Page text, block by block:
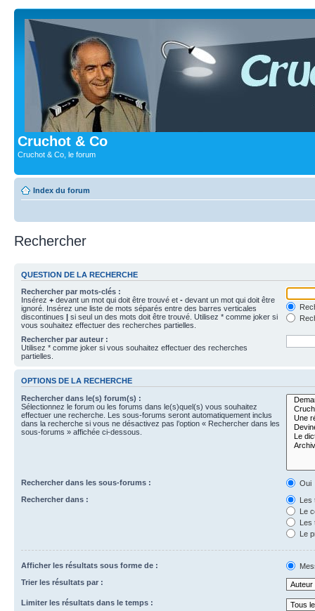
Cruchot & Co
Cruchot & Co, le forum
Index du forum
Rechercher
QUESTION DE LA RECHERCHE
Rechercher par mots-clés :
Insérez + devant un mot qui doit être trouvé et - devant un mot qui doit être
ignoré. Insérez une liste de mots séparés entre des barres verticales
discontinues | si seul un des mots doit être trouvé. Utilisez * comme joker si
vous souhaitez effectuer des recherches partielles.
Rechercher par auteur :
Utilisez * comme joker si vous souhaitez effectuer des recherches
partielles.
OPTIONS DE LA RECHERCHE
Rechercher dans le(s) forum(s) :
Sélectionnez le forum ou les forums dans le(s)quel(s) vous souhaitez
effectuer une recherche. Les sous-forums seront automatiquement inclus
dans la recherche si vous ne désactivez pas l’option « Rechercher dans les
sous-forums » affichée ci-dessous.
Rechercher dans les sous-forums :
Oui
Rechercher dans :
Les
Le
Les
Le
Afficher les résultats sous forme de :
Trier les résultats par :
Limiter les résultats dans le temps :